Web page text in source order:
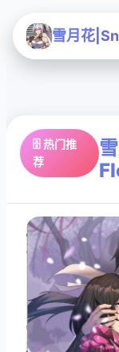
雪月花
🗄️ 热门推
荐